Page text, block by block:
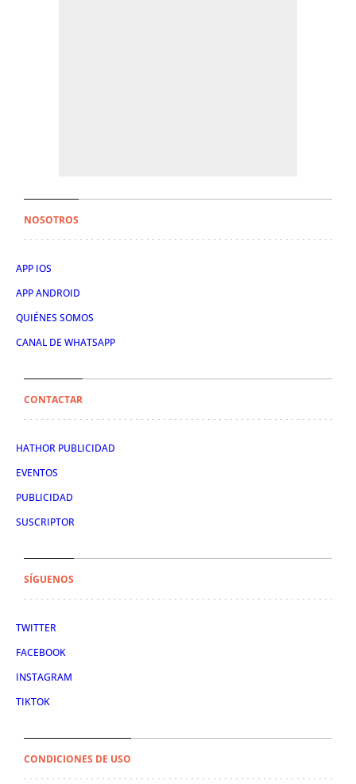
NOSOTROS
APP IOS
APP ANDROID
QUIÉNES SOMOS
CANAL DE WHATSAPP
CONTACTAR
HATHOR PUBLICIDAD
EVENTOS
PUBLICIDAD
SUSCRIPTOR
SÍGUENOS
TWITTER
FACEBOOK
INSTAGRAM
TIKTOK
CONDICIONES DE USO